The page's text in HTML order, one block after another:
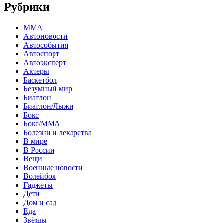
Рубрики
MMA
Автоновости
Автособытия
Автоспорт
Автоэксперт
Актеры
Баскетбол
Безумный мир
Биатлон
Биатлон/Лыжи
Бокс
Бокс/MMA
Болезни и лекарства
В мире
В России
Вещи
Военные новости
Волейбол
Гаджеты
Дети
Дом и сад
Еда
Звёзды